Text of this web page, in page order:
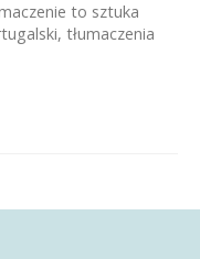
to sztuka
,tłumaczenia